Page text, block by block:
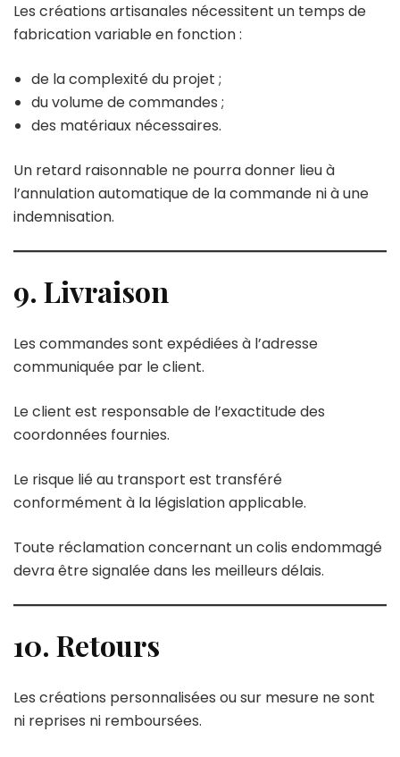
Les créations artisanales nécessitent un temps de
fabrication variable en fonction :
de la complexité du projet ;
du volume de commandes ;
des matériaux nécessaires.
Un retard raisonnable ne pourra donner lieu à
l’annulation automatique de la commande ni à une
indemnisation.
9. Livraison
Les commandes sont expédiées à l’adresse
communiquée par le client.
Le client est responsable de l’exactitude des
coordonnées fournies.
Le risque lié au transport est transféré
conformément à la législation applicable.
Toute réclamation concernant un colis endommagé
devra être signalée dans les meilleurs délais.
10. Retours
Les créations personnalisées ou sur mesure ne sont
ni reprises ni remboursées.